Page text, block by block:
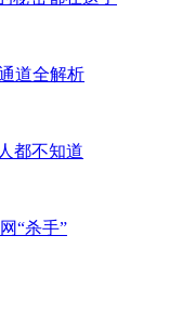
道全解析
都不知道
“杀手”